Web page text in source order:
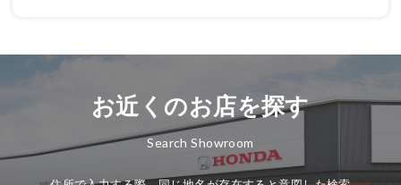
お近くのお店を探す
Search Showroom